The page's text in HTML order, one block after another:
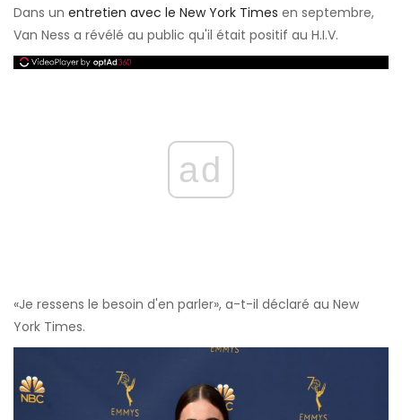
Dans un entretien avec le New York Times en septembre,
Van Ness a révélé au public qu'il était positif au H.I.V.
ad
«Je ressens le besoin d'en parler», a-t-il déclaré au New
York Times.